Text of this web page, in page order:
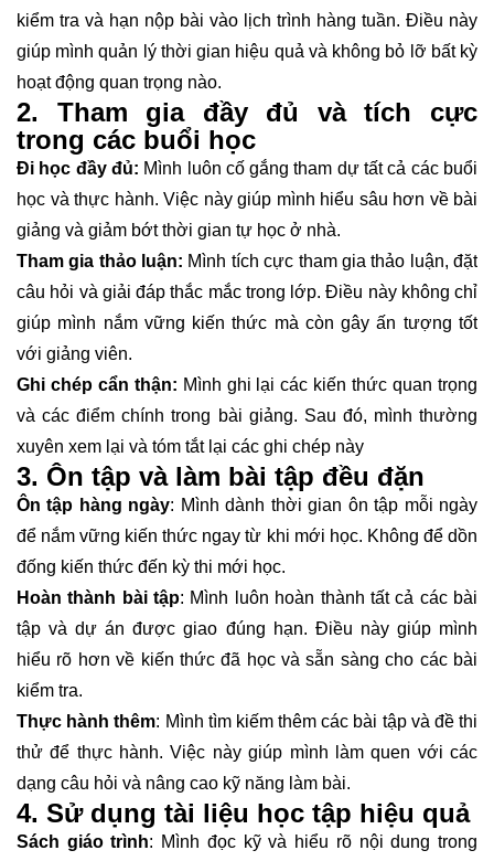
kiểm tra và hạn nộp bài vào lịch trình hàng tuần. Điều này
giúp mình quản lý thời gian hiệu quả và không bỏ lỡ bất kỳ
hoạt động quan trọng nào.
2. Tham gia đầy đủ và tích cực
trong các buổi học
Đi học đầy đủ: Mình luôn cố gắng tham dự tất cả các buổi
học và thực hành. Việc này giúp mình hiểu sâu hơn về bài
giảng và giảm bớt thời gian tự học ở nhà.
Tham gia thảo luận: Mình tích cực tham gia thảo luận, đặt
câu hỏi và giải đáp thắc mắc trong lớp. Điều này không chỉ
giúp mình nắm vững kiến thức mà còn gây ấn tượng tốt
với giảng viên.
Ghi chép cẩn thận: Mình ghi lại các kiến thức quan trọng
và các điểm chính trong bài giảng. Sau đó, mình thường
xuyên xem lại và tóm tắt lại các ghi chép này
3. Ôn tập và làm bài tập đều đặn
Ôn tập hàng ngày: Mình dành thời gian ôn tập mỗi ngày
để nắm vững kiến thức ngay từ khi mới học. Không để dồn
đống kiến thức đến kỳ thi mới học.
Hoàn thành bài tập: Mình luôn hoàn thành tất cả các bài
tập và dự án được giao đúng hạn. Điều này giúp mình
hiểu rõ hơn về kiến thức đã học và sẵn sàng cho các bài
kiểm tra.
Thực hành thêm: Mình tìm kiếm thêm các bài tập và đề thi
thử để thực hành. Việc này giúp mình làm quen với các
dạng câu hỏi và nâng cao kỹ năng làm bài.
4. Sử dụng tài liệu học tập hiệu quả
Sách giáo trình: Mình đọc kỹ và hiểu rõ nội dung trong